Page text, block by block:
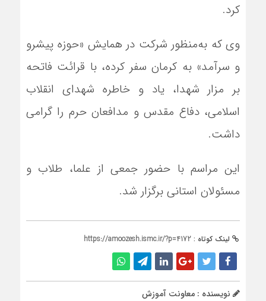
کرد.
وی که به‌منظور شرکت در همایش «حوزه پیشرو
و سرآمد» به کرمان سفر کرده، با قرائت فاتحه
بر مزار شهدا، یاد و خاطره شهدای انقلاب
اسلامی، دفاع مقدس و مدافعان حرم را گرامی
داشت.
این مراسم با حضور جمعی از علما، طلاب و
مسئولان استانی برگزار شد.
لینک کوتاه : https://amoozesh.ismc.ir/?p=4172
نویسنده : معاونت آموزش